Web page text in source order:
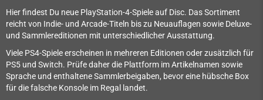
Hier findest Du neue PlayStation-4-Spiele auf Disc. Das Sortiment
reicht von Indie- und Arcade-Titeln bis zu Neuauflagen sowie Deluxe-
und Sammlereditionen mit unterschiedlicher Ausstattung.
Viele PS4-Spiele erscheinen in mehreren Editionen oder zusätzlich für
PS5 und Switch. Prüfe daher die Plattform im Artikelnamen sowie
Sprache und enthaltene Sammlerbeigaben, bevor eine hübsche Box
für die falsche Konsole im Regal landet.